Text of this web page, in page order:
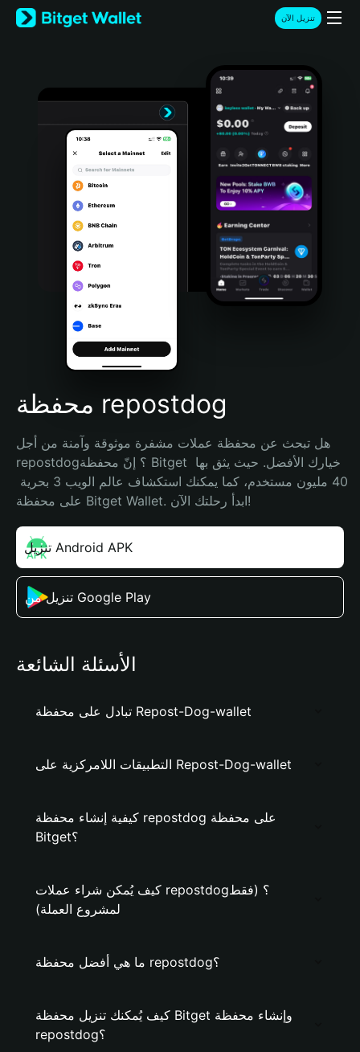
English
日本語
Türkçe
Português (Portugal)
Bahasa Indonesia
Português (Brasil)
Español (Argentina)
تنزيل الآن
محفظة repostdog
هل تبحث عن محفظة عملات مشفرة موثوقة وآمنة من أجل
repostdog؟ إنّ محفظة Bitget خيارك الأفضل. حيث يثق بها
على محفظة Bitget Wallet. ابدأ رحلتك الآن!
تنزيل Android APK
تنزيل من Google Play
الأسئلة الشائعة
تبادل على محفظة Repost-Dog-wallet
التطبيقات اللامركزية على Repost-Dog-wallet
كيفية إنشاء محفظة repostdog على محفظة
Bitget؟
كيف يُمكن شراء عملات repostdog؟ (فقط
لمشروع العملة)
ما هي أفضل محفظة repostdog؟
كيف يُمكنك تنزيل محفظة Bitget وإنشاء محفظة
repostdog؟